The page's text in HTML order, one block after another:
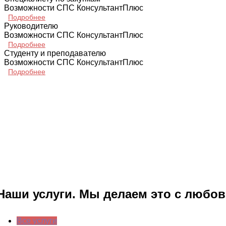
Возможности СПС КонсультантПлюс
Подробнее
Руководителю
Возможности СПС КонсультантПлюс
Подробнее
Студенту и преподавателю
Возможности СПС КонсультантПлюс
Подробнее
услуги. Мы делаем это с
Все услуги